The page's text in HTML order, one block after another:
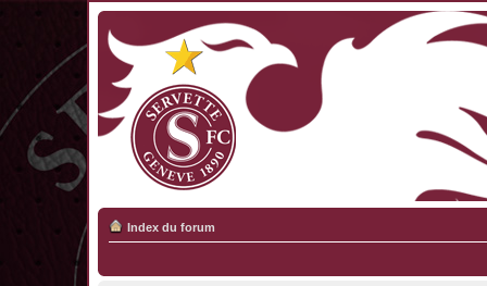
Index du forum